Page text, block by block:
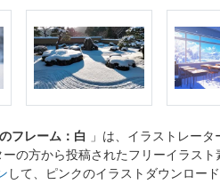
フレーム：白 」は、イラストレータ
の方から投稿されたフリーイラス
して、ピンクのイラストダウンロー